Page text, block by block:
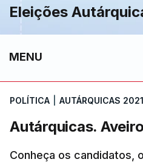
Eleições
MENU
POLÍTICA AUTÁRQUICAS 2021
Autárquicas. Aveiro
Conheça os candidatos,